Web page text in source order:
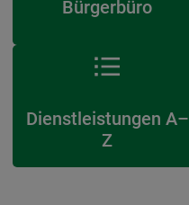
Bürgerbüro
Dienstleistungen A–
Z